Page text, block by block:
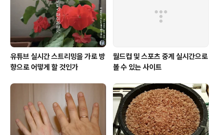
태양도 뚫지 못하고 10분 넘게 지각을 하고서야 얼굴을 내
민다. 홍해에서 떠오르..
유튜브 실시간 스트리밍을 가로 방
향으로 어떻게 할 것인가
월드컵 및 스포츠 중계 실시간으로
볼 수 있는 사이트